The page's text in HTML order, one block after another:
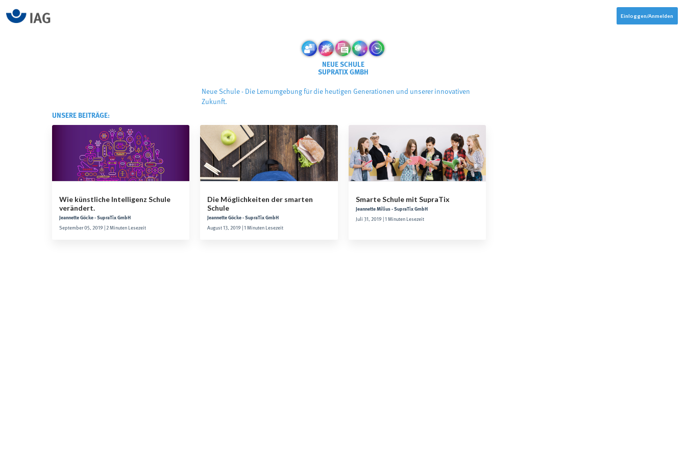
Einloggen/Anmelden
NEUE SCHULE
SUPRATIX GMBH
Neue Schule - Die Lernumgebung für die heutigen Generationen und unserer innovativen
Zukunft.
UNSERE BEITRÄGE:
Wie künstliche Intelligenz Schule
verändert.
Jeannette Göcke - SupraTix GmbH
September 05, 2019 | 2 Minuten Lesezeit
Die Möglichkeiten der smarten
Schule
Jeannette Göcke - SupraTix GmbH
August 13, 2019 | 1 Minuten Lesezeit
Smarte Schule mit SupraTix
Jeannette Milius - SupraTix GmbH
Juli 31, 2019 | 1 Minuten Lesezeit